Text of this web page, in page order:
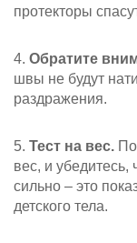
протекторы
4. Обратите
швы не будут
раздражения.
5. Тест на вес.
вес, и убедитесь,
сильно – это
детского тела.